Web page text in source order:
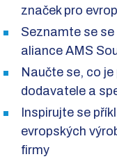
značek pro
Seznamte se
aliance AMS
Naučte se, co
dodavatele a
Inspirujte se
evropských
firmy